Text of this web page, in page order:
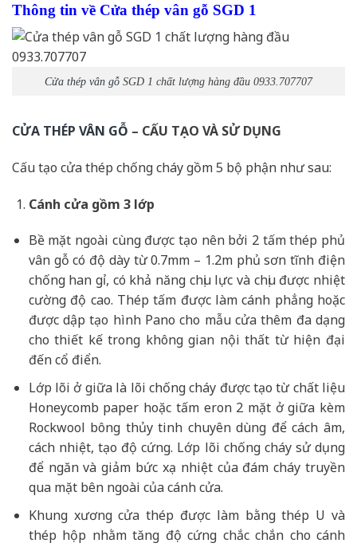
Thông tin về Cửa thép vân gỗ SGD 1
Cửa thép vân gỗ SGD 1 chất lượng hàng đầu 0933.707707
CỬA THÉP VÂN GỖ – CẤU TẠO VÀ SỬ DỤNG
Cấu tạo cửa thép chống cháy gồm 5 bộ phận như sau:
Cánh cửa gồm 3 lớp
Bề mặt ngoài cùng được tạo nên bởi 2 tấm thép phủ
vân gỗ có độ dày từ 0.7mm – 1.2m phủ sơn tĩnh điện
chống han gỉ, có khả năng chịu lực và chịu được nhiệt
cường độ cao. Thép tấm được làm cánh phẳng hoặc
được dập tạo hình Pano cho mẫu cửa thêm đa dạng
cho thiết kế trong không gian nội thất từ hiện đại
đến cổ điển.
Lớp lõi ở giữa là lõi chống cháy được tạo từ chất liệu
Honeycomb paper hoặc tấm eron 2 mặt ở giữa kèm
Rockwool bông thủy tinh chuyên dùng để cách âm,
cách nhiệt, tạo độ cứng. Lớp lõi chống cháy sử dụng
để ngăn và giảm bức xạ nhiệt của đám cháy truyền
qua mặt bên ngoài của cánh cửa.
Khung xương cửa thép được làm bằng thép U và
thép hộp nhằm tăng độ cứng chắc chắn cho cánh